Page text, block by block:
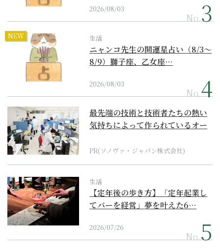
2026/08/03
No.
NEW 生活
ニャンコ先生の開運星占い（8/3～
8/9）獅子座、乙女座…
2026/08/03
No.
最先端の技術と技術者たちの熱い
気持ちによって作られているオー
PR(ソノヴァ・ジャパン株式会社)
生活
【定年後の歩き方】「定年起業し
てバーを経営」夢を叶えた6…
2026/07/26
No.